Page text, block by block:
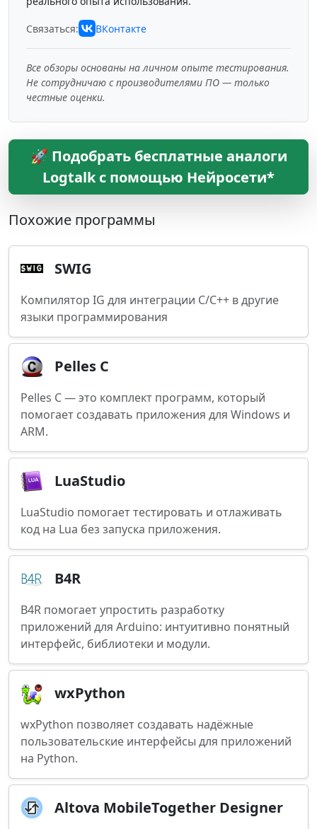
Связаться: ВКонтакте
Все обзоры основаны на личном опыте тестирования.
Не сотрудничаю с производителями ПО — только
честные оценки.
🚀 Подобрать бесплатные аналоги
Logtalk с помощью Нейросети*
Похожие программы
SWIG
Компилятор IG для интеграции C/C++ в другие
языки программирования
Pelles C
Pelles C — это комплект программ, который
помогает создавать приложения для Windows и
ARM.
LuaStudio
LuaStudio помогает тестировать и отлаживать
код на Lua без запуска приложения.
B4R
B4R помогает упростить разработку
приложений для Arduino: интуитивно понятный
интерфейс, библиотеки и модули.
wxPython
wxPython позволяет создавать надёжные
пользовательские интерфейсы для приложений
на Python.
Altova MobileTogether Designer